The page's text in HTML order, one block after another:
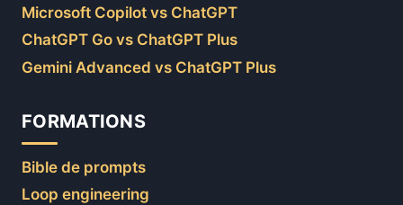
Microsoft Copilot vs ChatGPT
ChatGPT Go vs ChatGPT Plus
Gemini Advanced vs ChatGPT Plus
FORMATIONS
Bible de prompts
Loop engineering